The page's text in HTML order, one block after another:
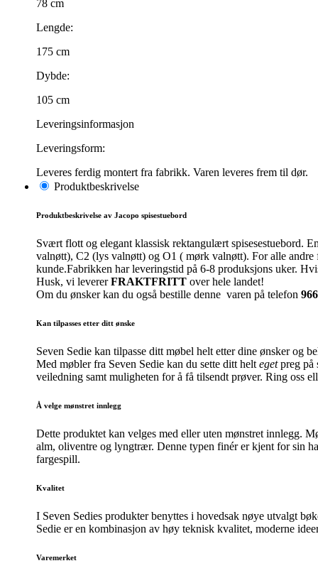
78 cm
Lengde:
175 cm
Dybde:
105 cm
Leveringsinformasjon
Leveringsform:
Leveres ferdig montert fra fabrikk. Varen leveres frem til dør.
Produktbeskrivelse
Produktbeskrivelse av Jacopo spisestuebord
Svært flott og elegant klassisk rektangulært spisesestuebord.
valnøtt), C2 (lys valnøtt) og O1 ( mørk valnøtt). For alle andre
kunde.Fabrikken har leveringstid på 6-8 produksjons uker.
Husk, vi levererFRAKTFRITT over hele landet!
Om du ønsker kan du også bestille denne varen på telefon
Kan tilpasses etter ditt ønske
Seven Sedie kan tilpasse ditt møbel helt etter dine ønsker og
Med møbler fra Seven Sedie kan du sette ditt helt egetpreg på
veiledning samt muligheten for å få tilsendt prøver. Ring oss
Å velge mønstret innlegg
Dette produktet kan velges med eller uten mønstret innlegg.
alm, oliventre og lyngtrær. Denne typen finér er kjent for sin
fargespill.
Kvalitet
I Seven Sedies produkter benyttes i hovedsak nøye utvalgt
Sedie er en kombinasjon av høy teknisk kvalitet, moderne
Varemerket